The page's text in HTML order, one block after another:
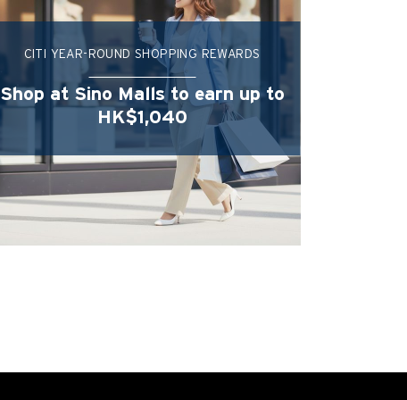
CITI YEAR-ROUND SHOPPING REWARDS
Shop at Sino Malls to earn up to
HK$1,040